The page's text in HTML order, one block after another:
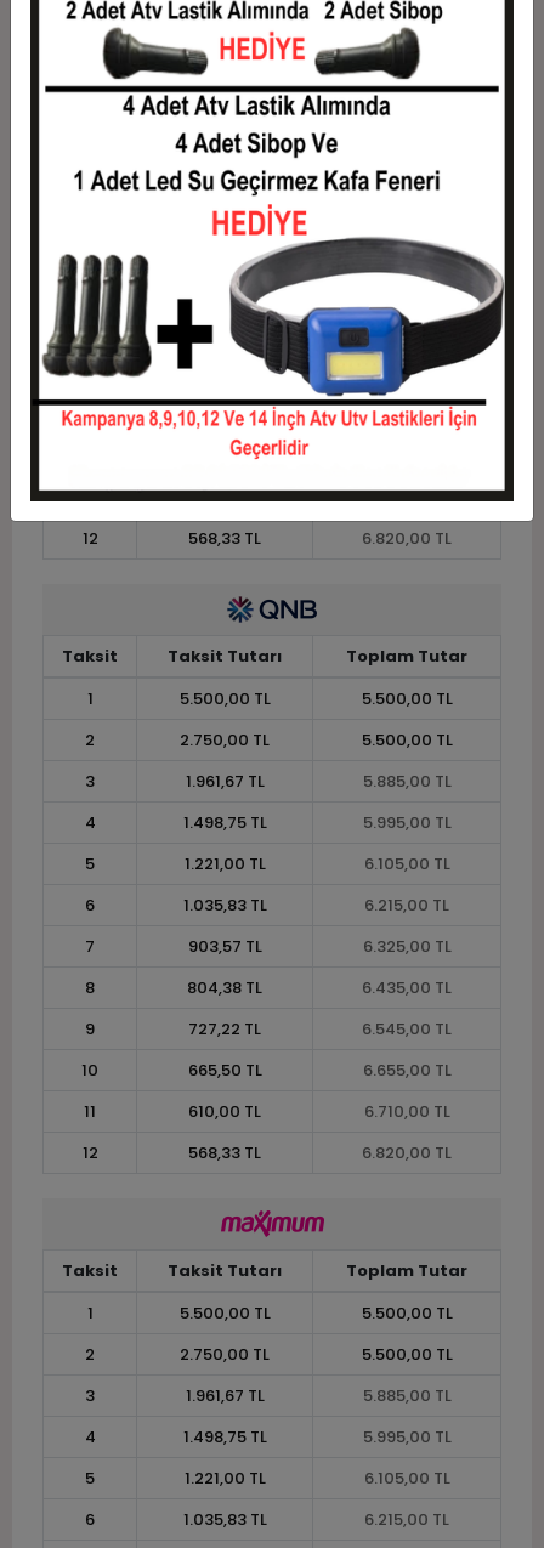
Taksit Taksit Tutarı
Toplam Tutar
1
5.500,00 TL
5.500,00 TL
1.961,67 TL
5.885,00 TL
1.498,75 TL
5
1.221,00 TL
6.105,00 TL
6
1.035,83 TL
6.215,00 TL
7
903,57 TL
6.325,00 TL
8
804,38 TL
6.435,00 TL
9
727,22 TL
6.545,00 TL
665,50 TL
11
610,00 TL
6.710,00 TL
12
568,33 TL 6.820,00 TL
Taksit Taksit Tutarı
Toplam Tutar
1
5.500,00 TL
5.500,00 TL
2
2.750,00 TL
5.500,00 TL
3
1.961,67 TL
5.885,00 TL
4
1.498,75 TL
5.995,00 TL
5
1.221,00 TL
6.105,00 TL
6
1.035,83 TL
6.215,00 TL
7
903,57 TL
6.325,00 TL
8
804,38 TL
6.435,00 TL
9
727,22 TL
6.545,00 TL
10
665,50 TL
6.655,00 TL
11
610,00 TL
6.710,00 TL
12
568,33 TL 6.820,00 TL
Taksit Taksit Tutarı
Toplam Tutar
1
5.500,00 TL
5.500,00 TL
2
2.750,00 TL
5.500,00 TL
3
1.961,67 TL
5.885,00 TL
4
1.498,75 TL
5.995,00 TL
5
1.221,00 TL
6.105,00 TL
6
1.035,83 TL 6.215,00 TL